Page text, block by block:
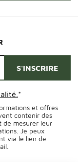
*
et offres
contenir des
de mesurer leur
Je peux
via le lien de